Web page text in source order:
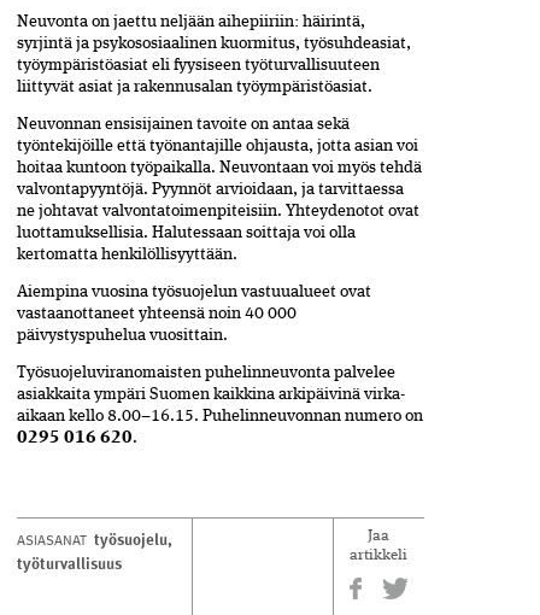
Neuvonta on jaettu neljään aihepiiriin: häirintä,
syrjintä ja psykososiaalinen kuormitus, työsuhdeasiat,
työympäristöasiat eli fyysiseen työturvallisuuteen
liittyvät asiat ja rakennusalan työympäristöasiat.
Neuvonnan ensisijainen tavoite on antaa sekä
työntekijöille että työnantajille ohjausta, jotta asian voi
hoitaa kuntoon työpaikalla. Neuvontaan voi myös tehdä
valvontapyyntöjä. Pyynnöt arvioidaan, ja tarvittaessa
ne johtavat valvontatoimenpiteisiin. Yhteydenotot ovat
luottamuksellisia. Halutessaan soittaja voi olla
kertomatta henkilöllisyyttään.
Aiempina vuosina työsuojelun vastuualueet ovat
vastaanottaneet yhteensä noin 40 000
päivystyspuhelua vuosittain.
Työsuojeluviranomaisten puhelinneuvonta palvelee
asiakkaita ympäri Suomen kaikkina arkipäivinä virka-
aikaan kello 8.00–16.15. Puhelinneuvonnan numero on
0295 016 620.
ASIASANAT työsuojelu,
työturvallisuus
Jaa
artikkeli